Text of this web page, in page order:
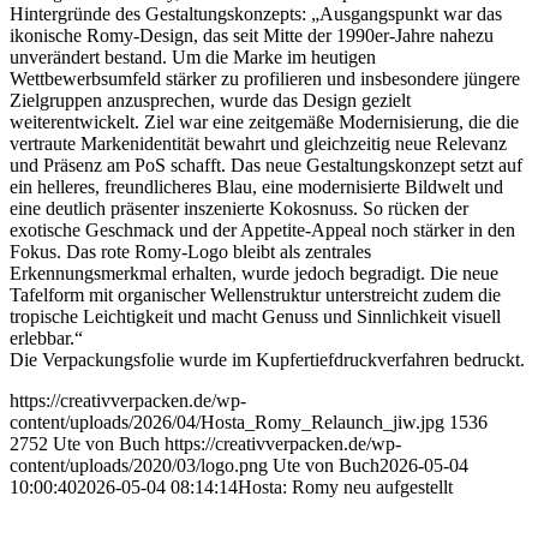
Hintergründe des Gestaltungskonzepts: „Ausgangspunkt war das
ikonische Romy-Design, das seit Mitte der 1990er-Jahre nahezu
unverändert bestand. Um die Marke im heutigen
Wettbewerbsumfeld stärker zu profilieren und insbesondere jüngere
Zielgruppen anzusprechen, wurde das Design gezielt
weiterentwickelt. Ziel war eine zeitgemäße Modernisierung, die die
vertraute Markenidentität bewahrt und gleichzeitig neue Relevanz
und Präsenz am PoS schafft. Das neue Gestaltungskonzept setzt auf
ein helleres, freundlicheres Blau, eine modernisierte Bildwelt und
eine deutlich präsenter inszenierte Kokosnuss. So rücken der
exotische Geschmack und der Appetite-Appeal noch stärker in den
Fokus. Das rote Romy-Logo bleibt als zentrales
Erkennungsmerkmal erhalten, wurde jedoch begradigt. Die neue
Tafelform mit organischer Wellenstruktur unterstreicht zudem die
tropische Leichtigkeit und macht Genuss und Sinnlichkeit visuell
erlebbar.“
Die Verpackungsfolie wurde im Kupfertiefdruckverfahren bedruckt.
https://creativverpacken.de/wp-
content/uploads/2026/04/Hosta_Romy_Relaunch_jiw.jpg 1536
2752 Ute von Buch https://creativverpacken.de/wp-
content/uploads/2020/03/logo.png Ute von Buch2026-05-04
10:00:402026-05-04 08:14:14Hosta: Romy neu aufgestellt